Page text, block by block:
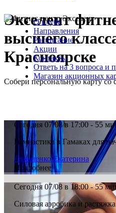
О клубе
Направления
Расписание
Акции
Контакты
Ответь на 3 вопроса и
Магазин акционных
Экселент
высшего
Красноярске
Собери персональную карту со
Сегодня 07/08 в 17:00 - 55
Гимнастика в Гамаках для
Луконенко Екатерина
Подробнее
Сегодня 07/08 в 18:00 - 55
Силовая аэробика и